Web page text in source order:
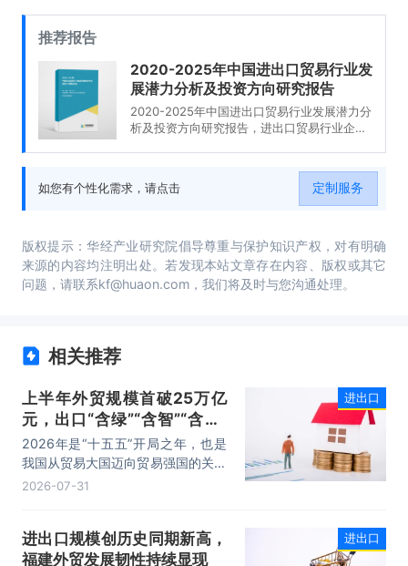
推荐报告
2020-2025年中国进出口贸易行业发
展潜力分析及投资方向研究报告
2020-2025年中国进出口贸易行业发展潜力分
析及投资方向研究报告，进出口贸易行业企业
易行业投资风险与营销分析，2020-2025年中
国进出口贸易行业发展战略及规划建议。
如您有个性化需求，请点击 定制服务
版权提示：华经产业研究院倡导尊重与保护知识产权，对有明确
来源的内容均注明出处。若发现本站文章存在内容、版权或其它
问题，请联系kf@huaon.com，我们将及时与您沟通处理。
相关推荐
上半年外贸规模首破25万亿
元，出口“含绿”“含智”“含新”
量稳步攀升
2026年是“十五五”开局之年，也是
我国从贸易大国迈向贸易强国的关键
时期。上半年，我国进出口规模历史
品为代表的高附加值产品出口占比显
著提升，成为外贸提质增效的核心引
2026-07-31
进出口
进出口规模创历史同期新高，
福建外贸发展韧性持续显现
进出口